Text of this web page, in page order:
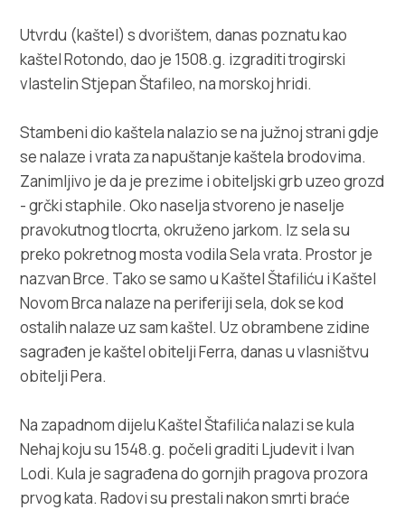
Multimedija
Turistički ured
Safe in Dalmatia
hr
+385 21 227 933
info@kastela-info.hr
Kutak za iznajmljivače
Villa Nika, Kamberovo šetalište 30,
21216 Kaštel Stari, Hrvatska
Upute
Utvrdu (kaštel) s dvorištem, danas poznatu kao
kaštel Rotondo, dao je 1508.g. izgraditi trogirski
vlastelin Stjepan Štafileo, na morskoj hridi.
Stambeni dio kaštela nalazio se na južnoj strani gdje
se nalaze i vrata za napuštanje kaštela brodovima.
Zanimljivo je da je prezime i obiteljski grb uzeo grozd
- grčki staphile. Oko naselja stvoreno je naselje
pravokutnog tlocrta, okruženo jarkom. Iz sela su
preko pokretnog mosta vodila Sela vrata. Prostor je
nazvan Brce. Tako se samo u Kaštel Štafiliću i Kaštel
Novom Brca nalaze na periferiji sela, dok se kod
ostalih nalaze uz sam kaštel. Uz obrambene zidine
sagrađen je kaštel obitelji Ferra, danas u vlasništvu
obitelji Pera.
Na zapadnom dijelu Kaštel Štafilića nalazi se kula
Nehaj koju su 1548.g. počeli graditi Ljudevit i Ivan
Lodi. Kula je sagrađena do gornjih pragova prozora
prvog kata. Radovi su prestali nakon smrti braće